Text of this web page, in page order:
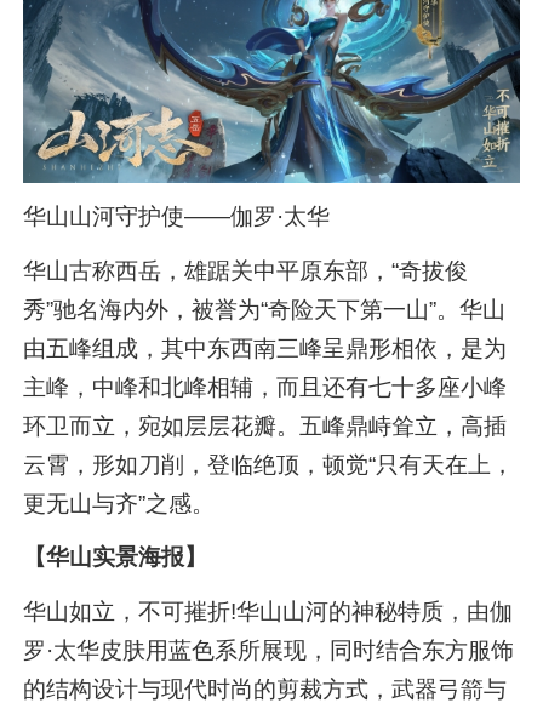
华山山河守护使——伽罗·太华
华山古称西岳，雄踞关中平原东部，“奇拔俊
秀”驰名海内外，被誉为“奇险天下第一山”。华山
由五峰组成，其中东西南三峰呈鼎形相依，是为
主峰，中峰和北峰相辅，而且还有七十多座小峰
环卫而立，宛如层层花瓣。五峰鼎峙耸立，高插
云霄，形如刀削，登临绝顶，顿觉“只有天在上，
更无山与齐”之感。
【华山实景海报】
华山如立，不可摧折!华山山河的神秘特质，由伽
罗·太华皮肤用蓝色系所展现，同时结合东方服饰
的结构设计与现代时尚的剪裁方式，武器弓箭与